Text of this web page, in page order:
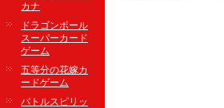
カナ
ドラゴンボール
スーパーカード
ゲーム
五等分の花嫁カ
ードゲーム
バトルスピリッ